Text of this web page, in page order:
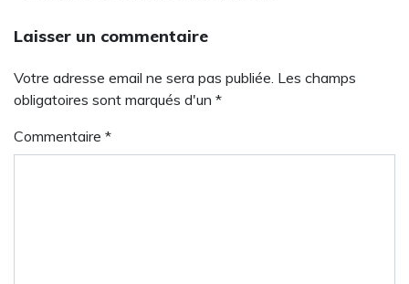
Laisser un commentaire
Votre adresse email ne sera pas publiée. Les champs
obligatoires sont marqués d'un *
Commentaire *